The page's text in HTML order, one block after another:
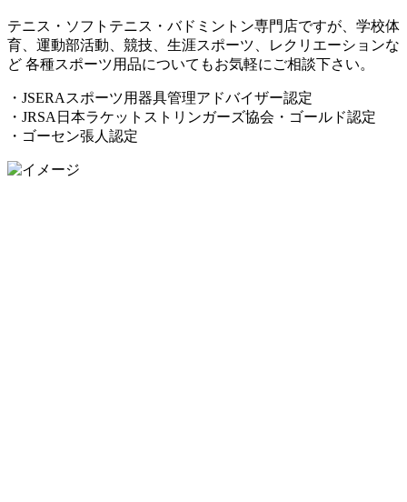
テニス・ソフトテニス・バドミントン専門店ですが、学校体
育、運動部活動、競技、生涯スポーツ、レクリエーションな
ど 各種スポーツ用品についてもお気軽にご相談下さい。
・JSERAスポーツ用器具管理アドバイザー認定
・JRSA日本ラケットストリンガーズ協会・ゴールド認定
・ゴーセン張人認定